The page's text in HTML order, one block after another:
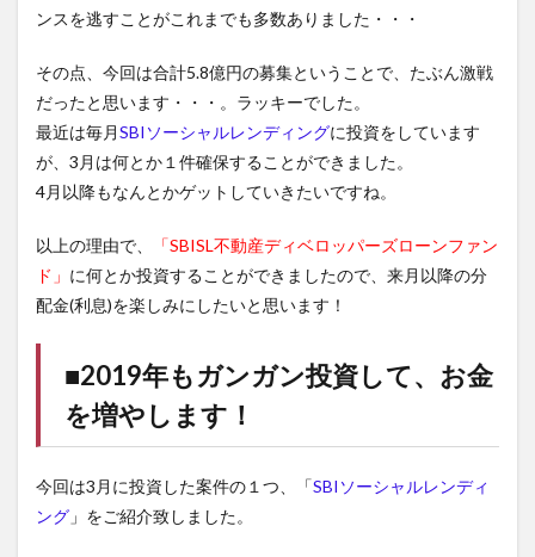
ンスを逃すことがこれまでも多数ありました・・・
その点、今回は合計5.8億円の募集ということで、たぶん激戦
だったと思います・・・。ラッキーでした。
最近は毎月SBIソーシャルレンディングに投資をしています
が、3月は何とか１件確保することができました。
4月以降もなんとかゲットしていきたいですね。
以上の理由で、 「SBISL不動産ディベロッパーズローンファン
ド 」 に何とか投資することができましたので、来月以降の分
配金(利息)を楽しみにしたいと思います！
■2019年もガンガン投資して、お金
を増やします！
今回は3月に投資した案件の１つ、「SBIソーシャルレンディ
ング 」をご紹介致しました。